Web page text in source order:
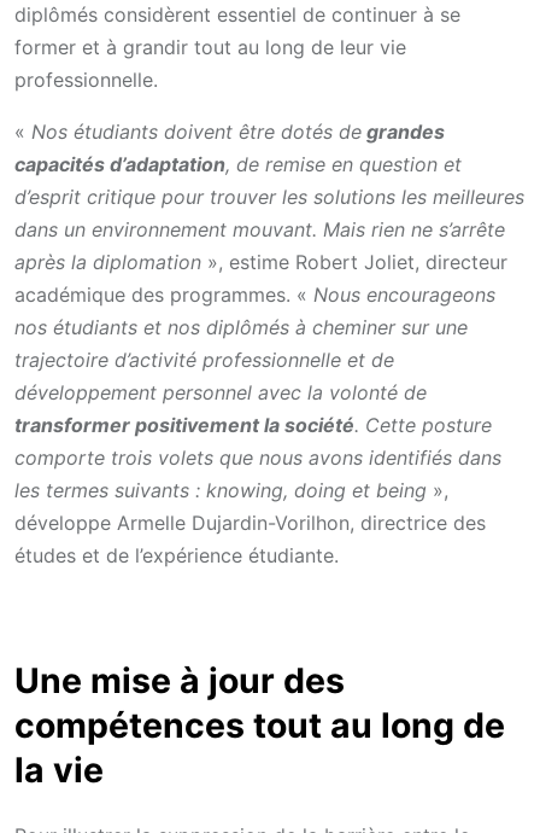
diplômés considèrent essentiel de continuer à se
former et à grandir tout au long de leur vie
professionnelle.
« Nos étudiants doivent être dotés de grandes
capacités d’adaptation, de remise en question et
d’esprit critique pour trouver les solutions les meilleures
dans un environnement mouvant. Mais rien ne s’arrête
après la diplomation », estime Robert Joliet, directeur
académique des programmes. « Nous encourageons
nos étudiants et nos diplômés à cheminer sur une
trajectoire d’activité professionnelle et de
développement personnel avec la volonté de
transformer positivement la société. Cette posture
comporte trois volets que nous avons identifiés dans
les termes suivants : knowing, doing et being »,
développe Armelle Dujardin-Vorilhon, directrice des
études et de l’expérience étudiante.
Une mise à jour des
compétences tout au long de
la vie